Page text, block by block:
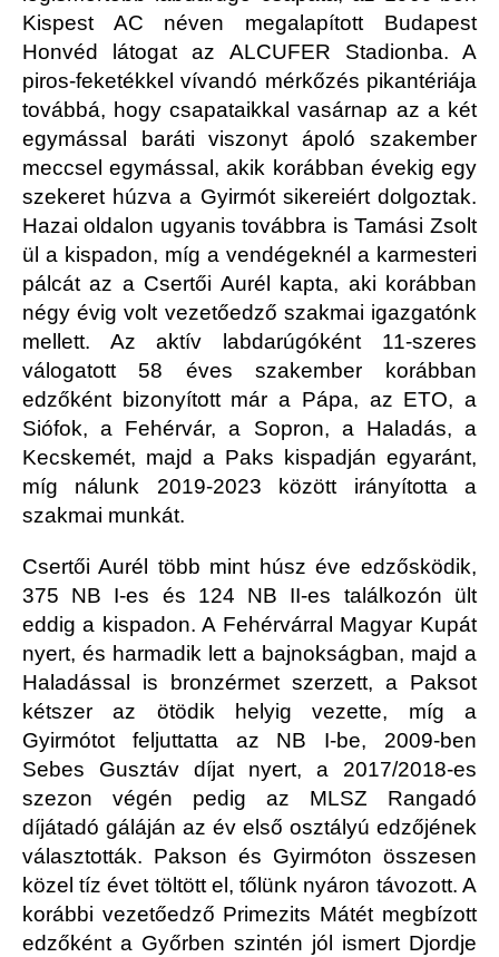
Kispest AC néven megalapított Budapest
Honvéd látogat az ALCUFER Stadionba. A
piros-feketékkel vívandó mérkőzés pikantériája
továbbá, hogy csapataikkal vasárnap az a két
egymással baráti viszonyt ápoló szakember
meccsel egymással, akik korábban évekig egy
szekeret húzva a Gyirmót sikereiért dolgoztak.
Hazai oldalon ugyanis továbbra is Tamási Zsolt
ül a kispadon, míg a vendégeknél a karmesteri
pálcát az a Csertői Aurél kapta, aki korábban
négy évig volt vezetőedző szakmai igazgatónk
mellett. Az aktív labdarúgóként 11-szeres
válogatott 58 éves szakember korábban
edzőként bizonyított már a Pápa, az ETO, a
Siófok, a Fehérvár, a Sopron, a Haladás, a
Kecskemét, majd a Paks kispadján egyaránt,
míg nálunk 2019-2023 között irányította a
szakmai munkát.
Csertői Aurél több mint húsz éve edzősködik,
375 NB I-es és 124 NB II-es találkozón ült
eddig a kispadon. A Fehérvárral Magyar Kupát
nyert, és harmadik lett a bajnokságban, majd a
Haladással is bronzérmet szerzett, a Paksot
kétszer az ötödik helyig vezette, míg a
Gyirmótot feljuttatta az NB I-be, 2009-ben
Sebes Gusztáv díjat nyert, a 2017/2018-es
szezon végén pedig az MLSZ Rangadó
díjátadó gáláján az év első osztályú edzőjének
választották. Pakson és Gyirmóton összesen
közel tíz évet töltött el, tőlünk nyáron távozott. A
korábbi vezetőedző Primezits Mátét megbízott
edzőként a Győrben szintén jól ismert Djordje